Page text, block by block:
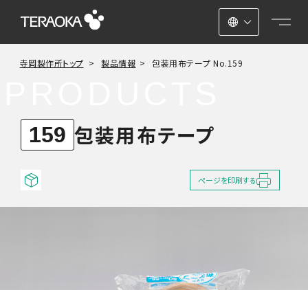
日本語
ENGLISH
寺岡製作所トップ 製品情報 包装用布テープ No.159
159 包装用布テープ
ページを印刷する